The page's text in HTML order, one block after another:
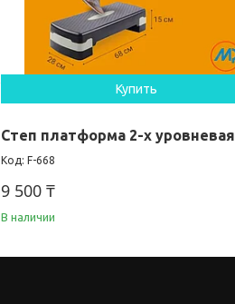
Купить
Степ платформа 2-х уровневая
F-668
9 500 ₸
В наличии